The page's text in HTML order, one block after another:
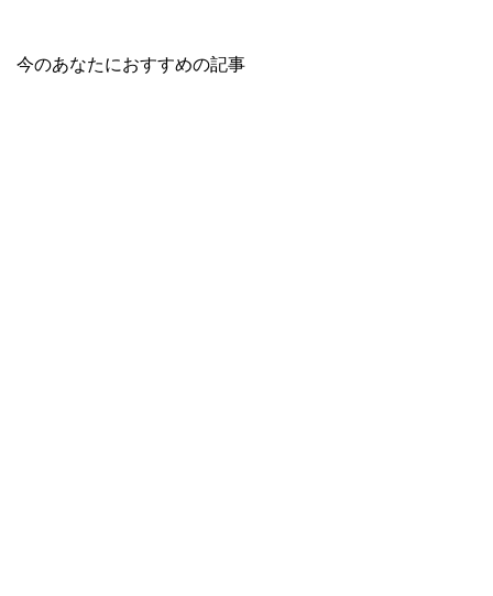
今のあなたにおすすめの記事